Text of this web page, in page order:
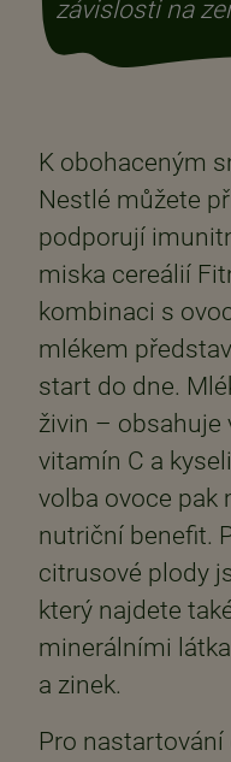
závislosti na
K obohaceným
Nestlé můžete
podporují
miska cereálií
kombinaci s
mlékem
start do dne.
živin – obsahuje
vitamín C a
volba ovoce pak
nutriční benefit.
citrusové plody
který najdete
minerálními
a zinek.
Pro